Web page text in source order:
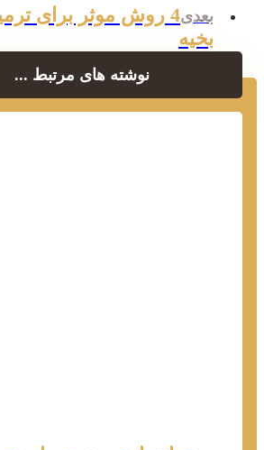
بعدی
4 روش موثر برای
بخیه
نوشته های مرتبط ...